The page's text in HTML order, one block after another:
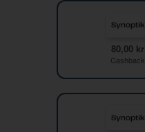
80,00 kr
Cashback